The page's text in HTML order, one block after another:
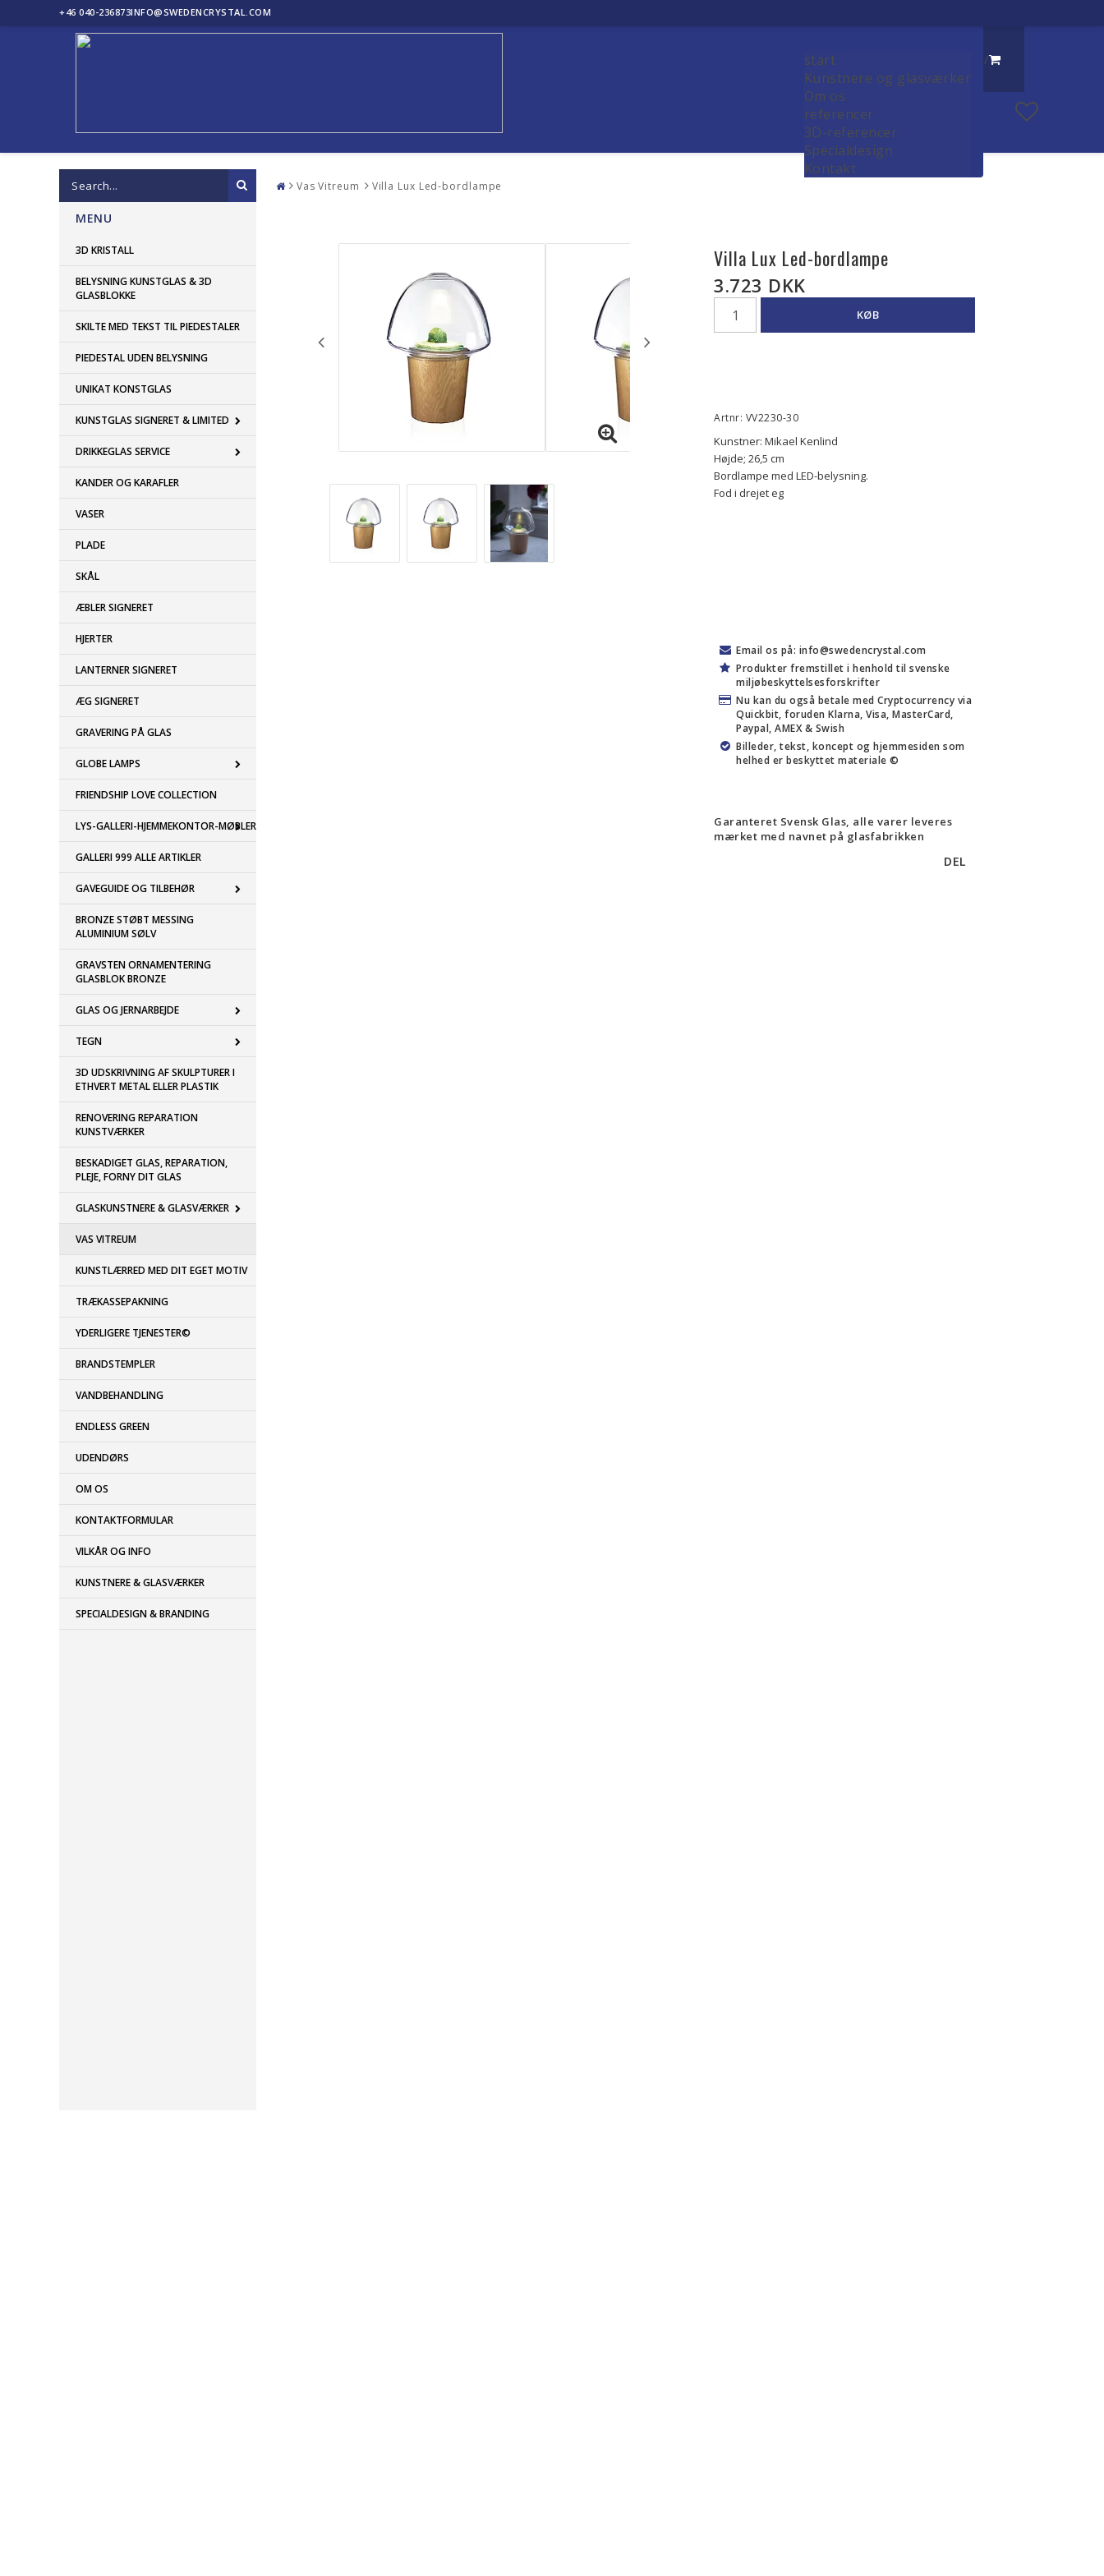
+46 040-236873INFO@SWEDENCRYSTAL.COM
/
start
Kunstnere og glasværker
Om os
referencer
3D-referencer
Specialdesign
Kontakt
MENU
3D KRISTALL
BELYSNING KUNSTGLAS & 3D
GLASBLOKKE
SKILTE MED TEKST TIL PIEDESTALER
PIEDESTAL UDEN BELYSNING
UNIKAT KONSTGLAS
KUNSTGLAS SIGNERET & LIMITED
DRIKKEGLAS SERVICE
KANDER OG KARAFLER
VASER
PLADE
SKÅL
ÆBLER SIGNERET
HJERTER
LANTERNER SIGNERET
ÆG SIGNERET
GRAVERING PÅ GLAS
GLOBE LAMPS
FRIENDSHIP LOVE COLLECTION
LYS-GALLERI-HJEMMEKONTOR-MØBLER
GALLERI 999 ALLE ARTIKLER
GAVEGUIDE OG TILBEHØR
BRONZE STØBT MESSING
ALUMINIUM SØLV
GRAVSTEN ORNAMENTERING
GLASBLOK BRONZE
GLAS OG JERNARBEJDE
TEGN
3D UDSKRIVNING AF SKULPTURER I
ETHVERT METAL ELLER PLASTIK
RENOVERING REPARATION
KUNSTVÆRKER
BESKADIGET GLAS, REPARATION,
PLEJE, FORNY DIT GLAS
GLASKUNSTNERE & GLASVÆRKER
VAS VITREUM
KUNSTLÆRRED MED DIT EGET MOTIV
TRÆKASSEPAKNING
YDERLIGERE TJENESTER©
BRANDSTEMPLER
VANDBEHANDLING
ENDLESS GREEN
UDENDØRS
OM OS
KONTAKTFORMULAR
VILKÅR OG INFO
KUNSTNERE & GLASVÆRKER
SPECIALDESIGN & BRANDING
Vas Vitreum Villa Lux Led-bordlampe
Villa Lux Led-bordlampe
3.723 DKK
KØB
Artnr: VV2230-30
Kunstner: Mikael Kenlind
Højde; 26,5 cm
Bordlampe med LED-belysning.
Fod i drejet eg
Email os på: info@swedencrystal.com
Produkter fremstillet i henhold til svenske
miljøbeskyttelsesforskrifter
Nu kan du også betale med Cryptocurrency via
Quickbit, foruden Klarna, Visa, MasterCard,
Paypal, AMEX & Swish
Billeder, tekst, koncept og hjemmesiden som
helhed er beskyttet materiale ©
Garanteret Svensk Glas, alle varer leveres
mærket med navnet på glasfabrikken
DEL